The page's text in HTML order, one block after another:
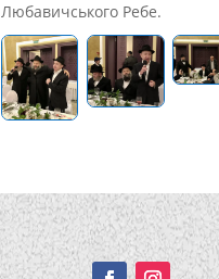
Любавичського Ребе.
Подписывайтесь!